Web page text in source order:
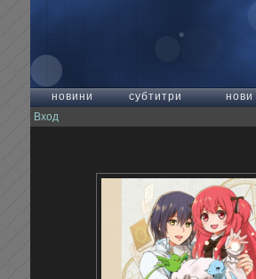
новини субтитри нови
Вход